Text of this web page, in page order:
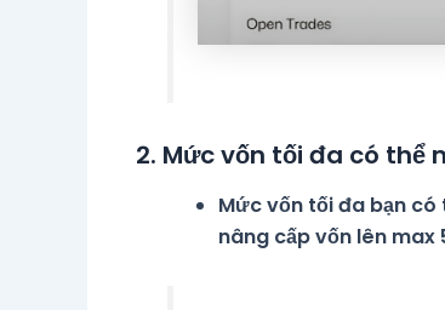
2. Mức vốn tối đa có thể
Mức vốn tối đa bạn
nâng cấp vốn lên max